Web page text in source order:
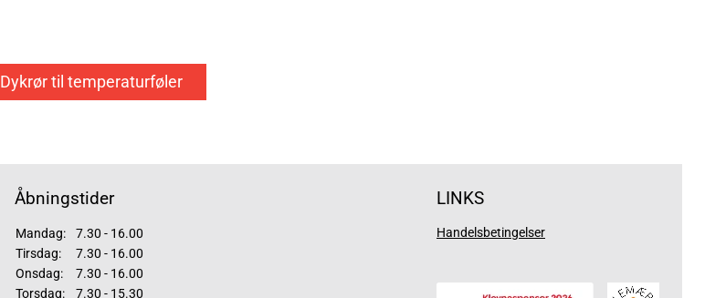
Dykrør til temperaturføler
Åbningstider
Mandag:
7.30 - 16.00
Tirsdag:
7.30 - 16.00
Onsdag:
7.30 - 16.00
Torsdag:
7.30 - 15.30
LINKS
Handelsbetingelser